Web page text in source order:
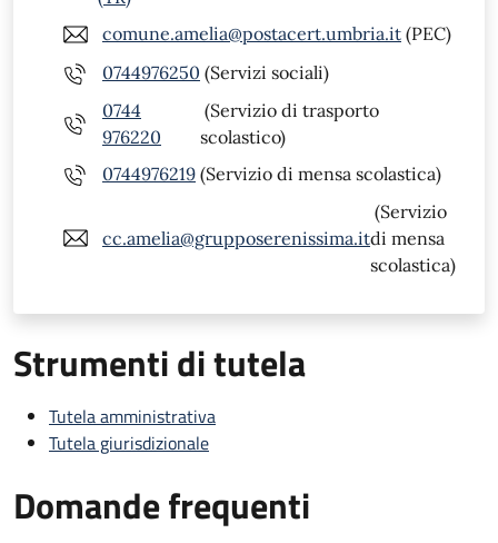
comune.amelia@postacert.umbria.it (PEC)
0744976250 (Servizi sociali)
0744
976220
(Servizio di trasporto
scolastico)
0744976219 (Servizio di mensa scolastica)
cc.amelia@grupposerenissima.it
(Servizio
di mensa
scolastica)
Strumenti di tutela
Tutela amministrativa
Tutela giurisdizionale
Domande frequenti